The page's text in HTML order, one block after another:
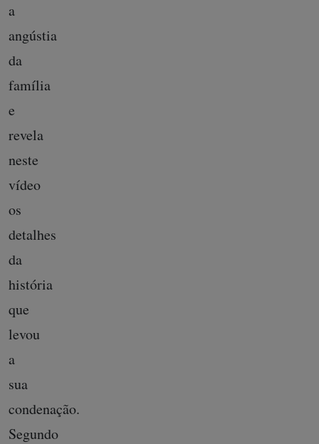
a
angústia
da
família
e
revela
neste
vídeo
os
detalhes
da
história
que
levou
a
sua
condenação.
Segundo